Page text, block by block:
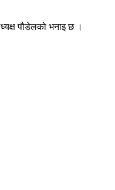
पौडेलको भनाइ छ ।